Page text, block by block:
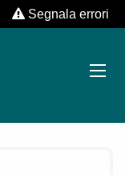
Segnala errori